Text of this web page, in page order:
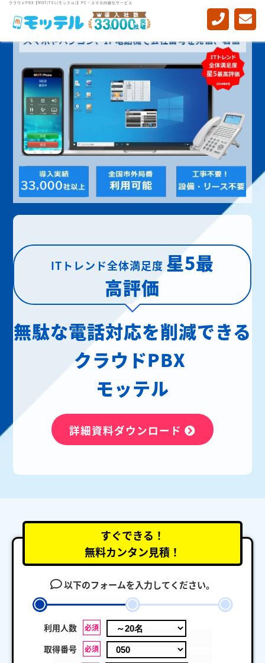
クラウドPBX【MOT/TEL(モッテル)】PC・スマホ内線化サービス
ITトレンド全体満足度 星5最
高評価
無駄な電話対応を削減できる
クラウドPBX
モッテル
詳細資料ダウンロード
すぐできる！
無料カンタン見積！
以下のフォームを入力してください。
利用人数 必須
取得番号 必須